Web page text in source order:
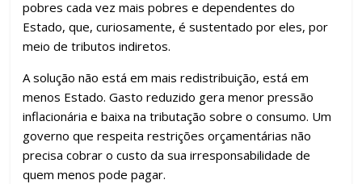
pobres cada vez mais pobres e dependentes do
Estado, que, curiosamente, é sustentado por eles, por
meio de tributos indiretos.
A solução não está em mais redistribuição, está em
menos Estado. Gasto reduzido gera menor pressão
inflacionária e baixa na tributação sobre o consumo. Um
governo que respeita restrições orçamentárias não
precisa cobrar o custo da sua irresponsabilidade de
quem menos pode pagar.